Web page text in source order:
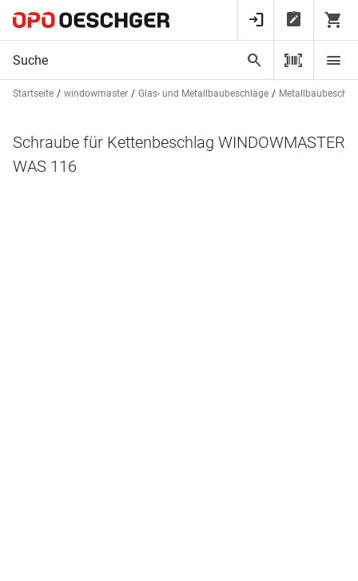
Startseite windowmaster Glas- und Metallbaubeschläge
Schraube für Kettenbeschlag WINDOWMASTER
WAS 116